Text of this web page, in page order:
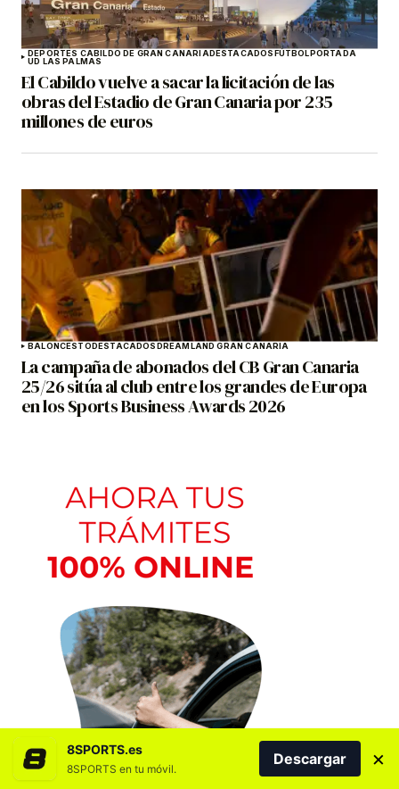
DEPORTES CABILDO DE GRAN CANARIADESTACADOSFÚTBOLPORTADA
UD LAS PALMAS
El Cabildo vuelve a sacar la licitación de las
obras del Estadio de Gran Canaria por 235
millones de euros
BALONCESTODESTACADOSDREAMLAND GRAN CANARIA
La campaña de abonados del CB Gran Canaria
25/26 sitúa al club entre los grandes de Europa
en los Sports Business Awards 2026
8SPORTS.es
8SPORTS en tu móvil.
Descargar ×